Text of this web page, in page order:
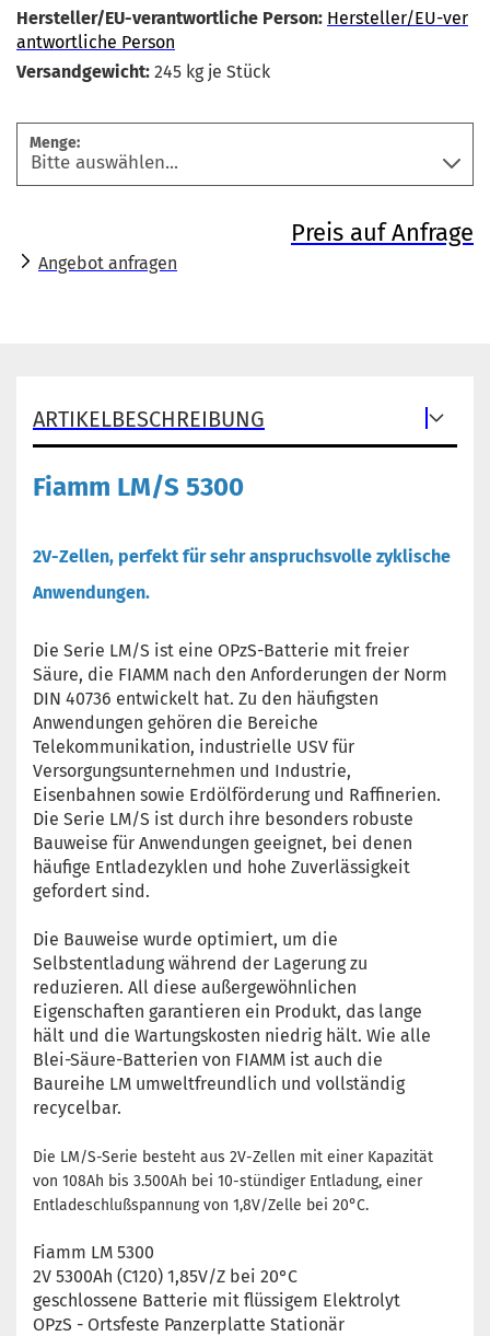
Hersteller/EU-verantwortliche Person: Hersteller/EU-ver
antwortliche Person
Versandgewicht: 245 kg je Stück
Menge:
Preis auf Anfrage
Angebot anfragen
ARTIKELBESCHREIBUNG
Fiamm LM/S 5300
2V-Zellen, perfekt für sehr anspruchsvolle zyklische
Anwendungen.
Die Serie LM/S ist eine OPzS-Batterie mit freier
Säure, die FIAMM nach den Anforderungen der Norm
DIN 40736 entwickelt hat. Zu den häufigsten
Anwendungen gehören die Bereiche
Telekommunikation, industrielle USV für
Versorgungsunternehmen und Industrie,
Eisenbahnen sowie Erdölförderung und Raffinerien.
Die Serie LM/S ist durch ihre besonders robuste
Bauweise für Anwendungen geeignet, bei denen
häufige Entladezyklen und hohe Zuverlässigkeit
gefordert sind.
Die Bauweise wurde optimiert, um die
Selbstentladung während der Lagerung zu
reduzieren. All diese außergewöhnlichen
Eigenschaften garantieren ein Produkt, das lange
hält und die Wartungskosten niedrig hält. Wie alle
Blei-Säure-Batterien von FIAMM ist auch die
Baureihe LM umweltfreundlich und vollständig
recycelbar.
Die LM/S-Serie besteht aus 2V-Zellen mit einer Kapazität
von 108Ah bis 3.500Ah bei 10-stündiger Entladung, einer
Entladeschlußspannung von 1,8V/Zelle bei 20°C.
Fiamm LM 5300
2V 5300Ah (C120) 1,85V/Z bei 20°C
geschlossene Batterie mit flüssigem Elektrolyt
OPzS - Ortsfeste Panzerplatte Stationär